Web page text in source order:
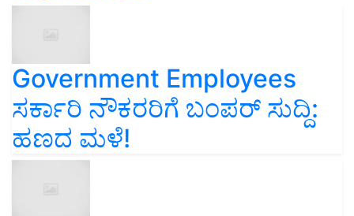
Government Employees
ಸರ್ಕಾರಿ ನೌಕರರಿಗೆ ಬಂಪರ್‌ ಸುದ್ದಿ:
ಹಣದ ಮಳೆ!